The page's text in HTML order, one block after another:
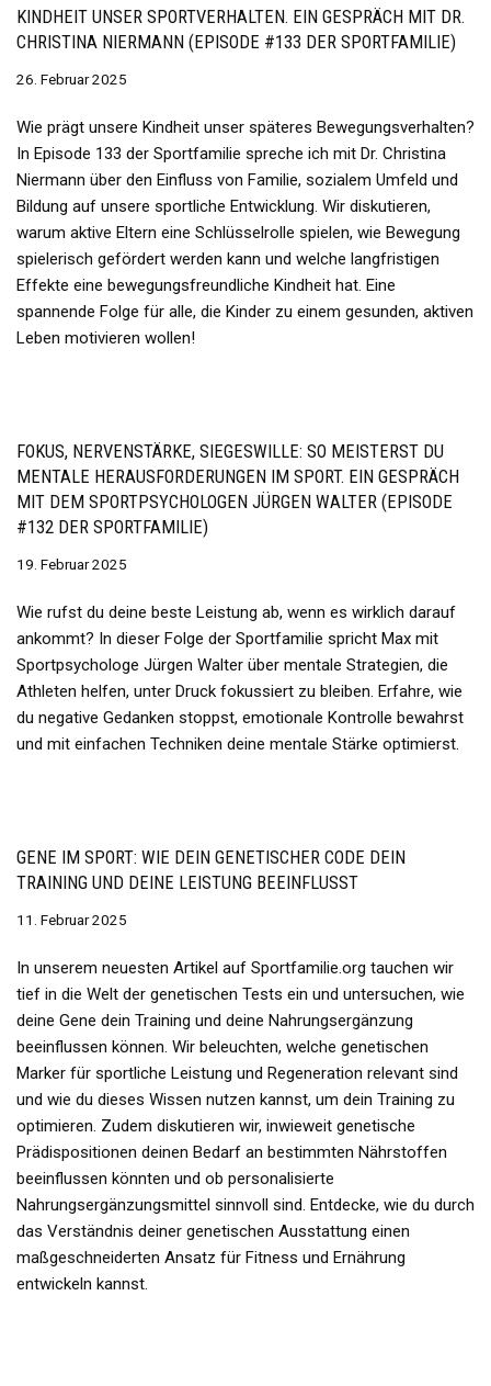
KINDHEIT UNSER SPORTVERHALTEN. EIN GESPRÄCH MIT DR.
CHRISTINA NIERMANN (EPISODE #133 DER SPORTFAMILIE)
26. Februar 2025
Wie prägt unsere Kindheit unser späteres Bewegungsverhalten?
In Episode 133 der Sportfamilie spreche ich mit Dr. Christina
Niermann über den Einfluss von Familie, sozialem Umfeld und
Bildung auf unsere sportliche Entwicklung. Wir diskutieren,
warum aktive Eltern eine Schlüsselrolle spielen, wie Bewegung
spielerisch gefördert werden kann und welche langfristigen
Effekte eine bewegungsfreundliche Kindheit hat. Eine
spannende Folge für alle, die Kinder zu einem gesunden, aktiven
Leben motivieren wollen!
FOKUS, NERVENSTÄRKE, SIEGESWILLE: SO MEISTERST DU
MENTALE HERAUSFORDERUNGEN IM SPORT. EIN GESPRÄCH
MIT DEM SPORTPSYCHOLOGEN JÜRGEN WALTER (EPISODE
#132 DER SPORTFAMILIE)
19. Februar 2025
Wie rufst du deine beste Leistung ab, wenn es wirklich darauf
ankommt? In dieser Folge der Sportfamilie spricht Max mit
Sportpsychologe Jürgen Walter über mentale Strategien, die
Athleten helfen, unter Druck fokussiert zu bleiben. Erfahre, wie
du negative Gedanken stoppst, emotionale Kontrolle bewahrst
und mit einfachen Techniken deine mentale Stärke optimierst.
GENE IM SPORT: WIE DEIN GENETISCHER CODE DEIN
TRAINING UND DEINE LEISTUNG BEEINFLUSST
11. Februar 2025
In unserem neuesten Artikel auf Sportfamilie.org tauchen wir
tief in die Welt der genetischen Tests ein und untersuchen, wie
deine Gene dein Training und deine Nahrungsergänzung
beeinflussen können. Wir beleuchten, welche genetischen
Marker für sportliche Leistung und Regeneration relevant sind
und wie du dieses Wissen nutzen kannst, um dein Training zu
optimieren. Zudem diskutieren wir, inwieweit genetische
Prädispositionen deinen Bedarf an bestimmten Nährstoffen
beeinflussen könnten und ob personalisierte
Nahrungsergänzungsmittel sinnvoll sind. Entdecke, wie du durch
das Verständnis deiner genetischen Ausstattung einen
maßgeschneiderten Ansatz für Fitness und Ernährung
entwickeln kannst.